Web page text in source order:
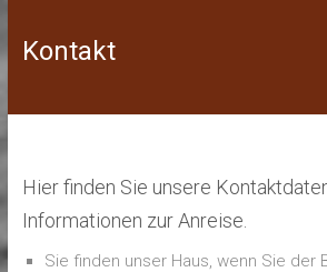
Kontakt
Hier finden Sie unsere
Informationen zur Anreise.
Sie finden unser Haus, wenn Sie der